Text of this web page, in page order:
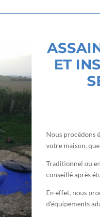
ET
Nous procédons
votre maison,
Traditionnel ou
conseillé après
En effet, nous
d’équipements